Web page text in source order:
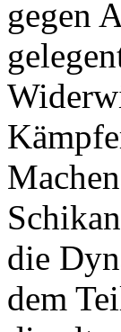
gegen
die
dem